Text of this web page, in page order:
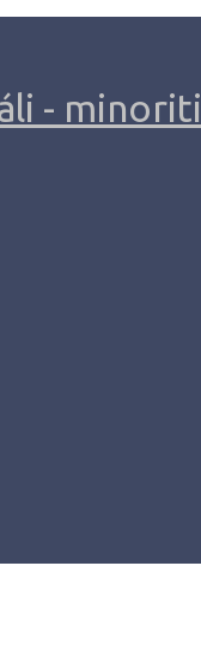
- minoriti